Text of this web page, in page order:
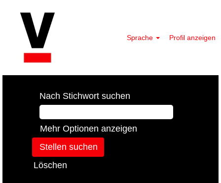
Sprache Profil anzeigen
Nach Stichwort suchen
Mehr Optionen anzeigen
Löschen